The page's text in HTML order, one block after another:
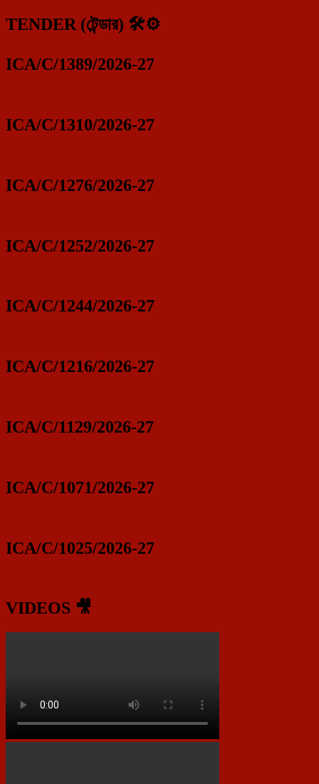
TENDER (টেন্ডার) 🛠️⚙️
ICA/C/1389/2026-27
ICA/C/1310/2026-27
ICA/C/1276/2026-27
ICA/C/1252/2026-27
ICA/C/1244/2026-27
ICA/C/1216/2026-27
ICA/C/1129/2026-27
ICA/C/1071/2026-27
ICA/C/1025/2026-27
VIDEOS 🎥